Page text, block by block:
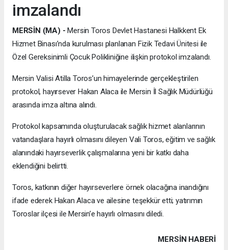
imzalandı
MERSİN (MA) - Mersin Toros Devlet Hastanesi Halkkent Ek
Hizmet Binası’nda kurulması planlanan Fizik Tedavi Ünitesi ile
Özel Gereksinimli Çocuk Polikliniğine ilişkin protokol imzalandı.
Mersin Valisi Atilla Toros’un himayelerinde gerçekleştirilen
protokol, hayırsever Hakan Alaca ile Mersin İl Sağlık Müdürlüğü
arasında imza altına alındı.
Protokol kapsamında oluşturulacak sağlık hizmet alanlarının
vatandaşlara hayırlı olmasını dileyen Vali Toros, eğitim ve sağlık
alanındaki hayırseverlik çalışmalarına yeni bir katkı daha
eklendiğini belirtti.
Toros, katkının diğer hayırseverlere örnek olacağına inandığını
ifade ederek Hakan Alaca ve ailesine teşekkür etti; yatırımın
Toroslar ilçesi ile Mersin’e hayırlı olmasını diledi.
MERSIN HABERİ